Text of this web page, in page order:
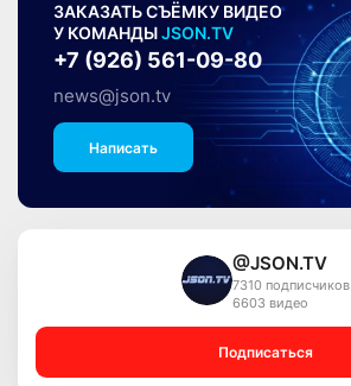
ЗАКАЗАТЬ СЪЁМКУ ВИДЕО
У КОМАНДЫJSON.TV
+7 (926) 561-09-80
news@json.tv
Написать
@JSON.TV
7310 подписчиков
6603 видео
Подписаться